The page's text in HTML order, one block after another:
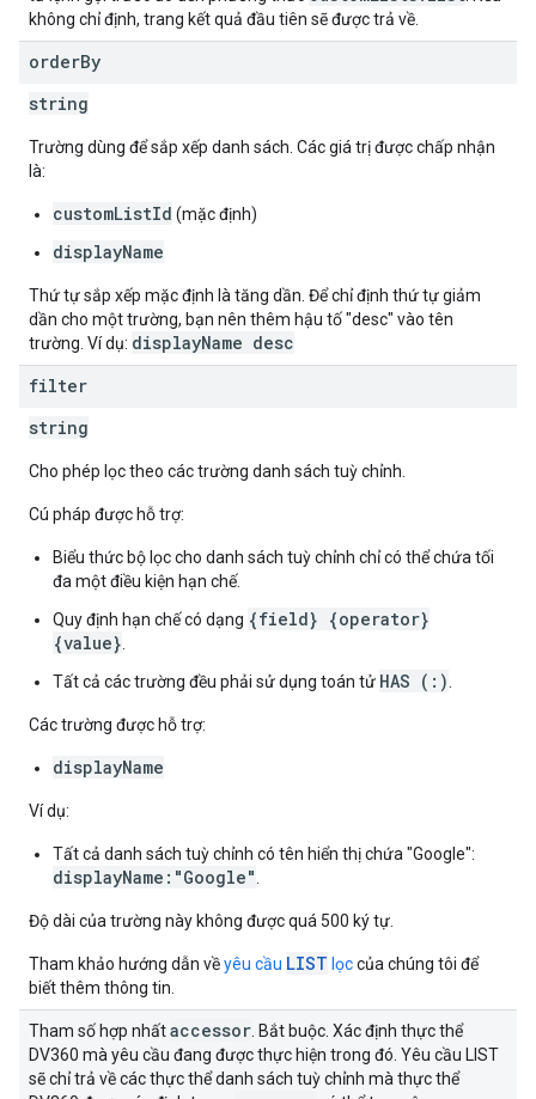
không chỉ định, trang kết quả đầu tiên sẽ được trả về.
orderBy
string
Trường dùng để sắp xếp danh sách. Các giá trị được chấp nhận
là:
customListId (mặc định)
displayName
Thứ tự sắp xếp mặc định là tăng dần. Để chỉ định thứ tự giảm
dần cho một trường, bạn nên thêm hậu tố "desc" vào tên
trường. Ví dụ: displayName desc
filter
string
Cho phép lọc theo các trường danh sách tuỳ chỉnh.
Cú pháp được hỗ trợ:
Biểu thức bộ lọc cho danh sách tuỳ chỉnh chỉ có thể chứa tối
đa một điều kiện hạn chế.
Quy định hạn chế có dạng {field} {operator}
{value}
Tất cả các trường đều phải sử dụng toán tử HAS (:)
Các trường được hỗ trợ:
displayName
Ví dụ:
Tất cả danh sách tuỳ chỉnh có tên hiển thị chứa "Google":
displayName:"Google"
Độ dài của trường này không được quá 500 ký tự.
Tham khảo hướng dẫn vềyêu cầu LIST lọccủa chúng tôi để
biết thêm thông tin.
Tham số hợp nhấtaccessor . Bắt buộc. Xác định thực thể
DV360 mà yêu cầu đang được thực hiện trong đó. Yêu cầu LIST
sẽ chỉ trả về các thực thể danh sách tuỳ chỉnh mà thực thể